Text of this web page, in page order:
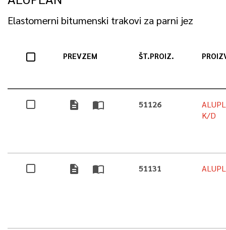
Elastomerni bitumenski trakovi za parni jez
PREVZEM ŠT.PROIZ.
description import_contacts 51126
K/D
description import_contacts 51131